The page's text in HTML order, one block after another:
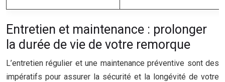
Entretien et maintenance : prolonger
la durée de vie de votre remorque
L’entretien régulier et une maintenance préventive sont des
impératifs pour assurer la sécurité et la longévité de votre